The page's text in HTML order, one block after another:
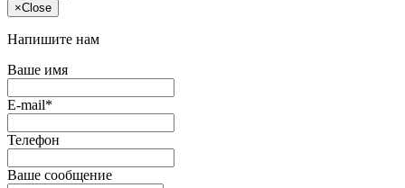
×Close
Напишите нам
Ваше имя
E-mail*
Телефон
Ваше сообщение